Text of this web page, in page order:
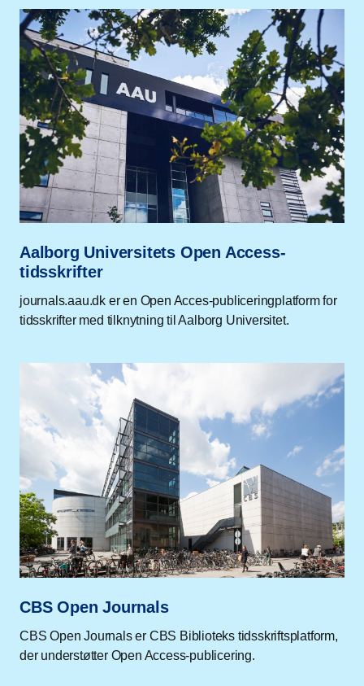
Aalborg Universitets Open Access-
tidsskrifter
journals.aau.dk er en Open Acces-publiceringplatform for
tidsskrifter med tilknytning til Aalborg Universitet.
CBS Open Journals
CBS Open Journals er CBS Biblioteks tidsskriftsplatform,
der understøtter Open Access-publicering.